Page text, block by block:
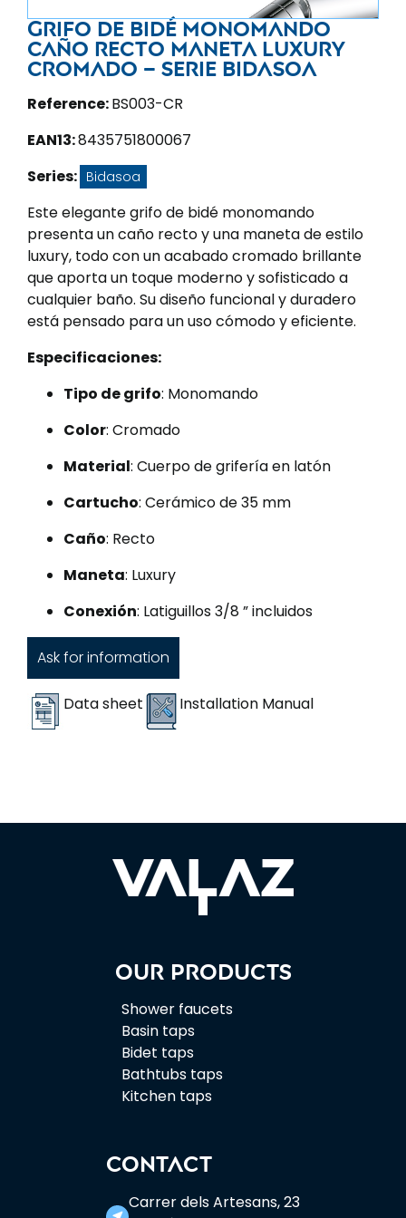
Grifo de bidé monomando
caño recto maneta luxury
cromado – Serie Bidasoa
Reference:BS003-CR
EAN13:8435751800067
Series: Bidasoa
Este elegante grifo de bidé monomando
presenta un caño recto y una maneta de estilo
luxury, todo con un acabado cromado brillante
que aporta un toque moderno y sofisticado a
cualquier baño. Su diseño funcional y duradero
está pensado para un uso cómodo y eficiente.
Especificaciones:
Tipo de grifo: Monomando
Color: Cromado
Material: Cuerpo de grifería en latón
Cartucho: Cerámico de 35 mm
Caño: Recto
Maneta: Luxury
Conexión: Latiguillos 3/8 ” incluidos
Ask for information
Data sheet Installation Manual
Our products
Shower faucets
Basin taps
Bidet taps
Bathtubs taps
Kitchen taps
CONTACT
Carrer dels Artesans, 23